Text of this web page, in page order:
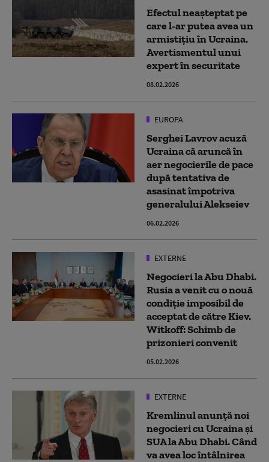
Efectul neașteptat pe
care l-ar putea avea un
armistiţiu în Ucraina.
Avertismentul unui
expert în securitate
08.02.2026
EUROPA
Serghei Lavrov acuză
Ucraina că aruncă în
aer negocierile de pace
după tentativa de
asasinat împotriva
generalului Alekseiev
06.02.2026
EXTERNE
Negocieri la Abu Dhabi.
Rusia a venit cu o nouă
condiție imposibil de
acceptat de către Kiev.
Witkoff: Schimb de
prizonieri convenit
05.02.2026
EXTERNE
Kremlinul anunță noi
negocieri cu Ucraina și
SUA la Abu Dhabi. Când
va avea loc întâlnirea